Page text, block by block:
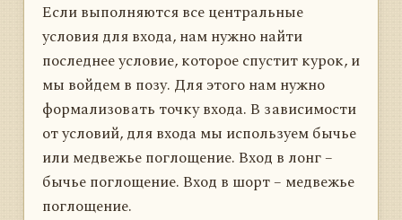
Если выполняются все центральные
условия для входа, нам нужно найти
последнее условие, которое спустит курок, и
мы войдем в позу. Для этого нам нужно
формализовать точку входа. В зависимости
от условий, для входа мы используем бычье
или медвежье поглощение. Вход в лонг –
бычье поглощение. Вход в шорт – медвежье
поглощение.